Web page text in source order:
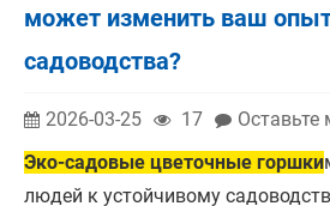
может изменить ваш опыт
садоводства?
2026-03-25 17
Оставьте
Эко-садовые цветочные горшки
людей к устойчивому